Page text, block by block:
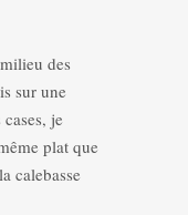
des
sur une
je
plat que
calebasse